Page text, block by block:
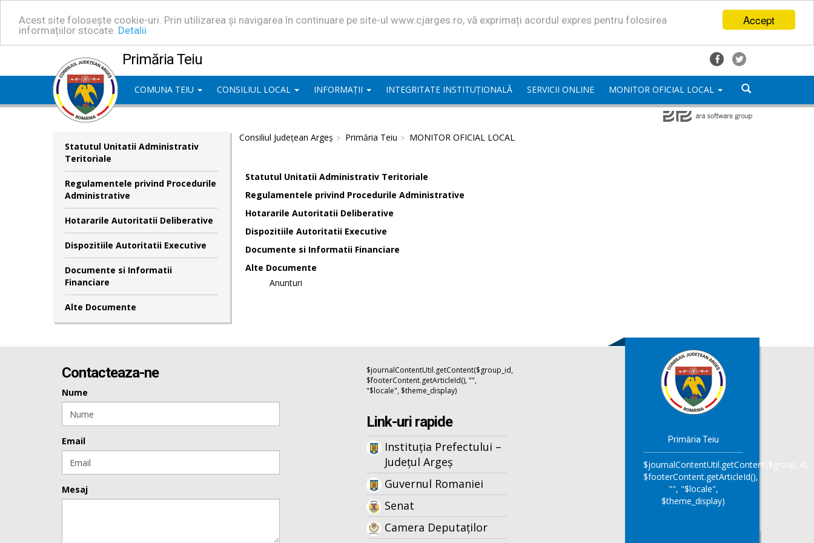
Accept
Acest site folosește cookie-uri. Prin utilizarea și navigarea în continuare pe site-ul www.cjarges.ro, vă exprimați acordul expres pentru folosirea
informațiilor stocate. Detalii
Primăria Teiu
COMUNA TEIU CONSILIUL LOCAL INFORMAȚII INTEGRITATE INSTITUȚIONALĂ SERVICII ONLINE MONITOR OFICIAL LOCAL
Statutul Unitatii Administrativ
Teritoriale
Regulamentele privind Procedurile
Administrative
Hotararile Autoritatii Deliberative
Dispozitiile Autoritatii Executive
Documente si Informatii
Financiare
Alte Documente
Consiliul Județean Argeș Primăria Teiu MONITOR OFICIAL LOCAL
Statutul Unitatii Administrativ Teritoriale
Regulamentele privind Procedurile Administrative
Hotararile Autoritatii Deliberative
Dispozitiile Autoritatii Executive
Documente si Informatii Financiare
Alte Documente
Anunturi
Contacteaza-ne
Nume
Email
Mesaj
$journalContentUtil.getContent($group_id,
$footerContent.getArticleId(), "",
"$locale", $theme_display)
Link-uri rapide
Instituția Prefectului –
Județul Argeș
Guvernul Romaniei
Senat
Camera Deputaților
Primăria Teiu
$journalContentUtil.getContent($group_id,
$footerContent.getArticleId(),
"", "$locale",
$theme_display)